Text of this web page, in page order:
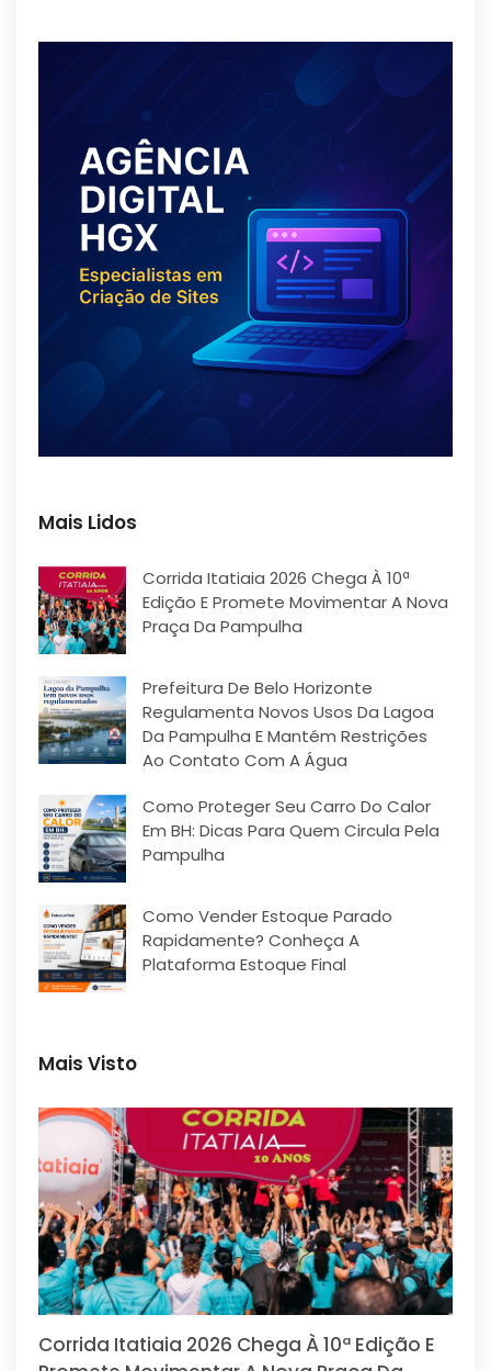
Mais Lidos
Corrida Itatiaia 2026 Chega À 10ª
Edição E Promete Movimentar A Nova
Praça Da Pampulha
Prefeitura De Belo Horizonte
Regulamenta Novos Usos Da Lagoa
Da Pampulha E Mantém Restrições
Ao Contato Com A Água
Como Proteger Seu Carro Do Calor
Em BH: Dicas Para Quem Circula Pela
Pampulha
Como Vender Estoque Parado
Rapidamente? Conheça A
Plataforma Estoque Final
Mais Visto
Corrida Itatiaia 2026 Chega À 10ª Edição E